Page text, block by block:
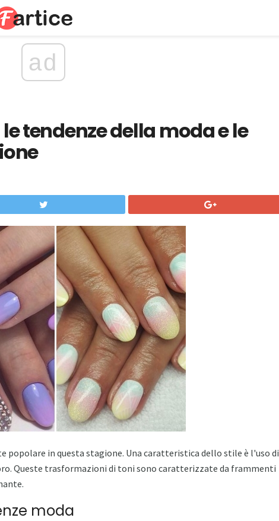
ad
tendenze della moda e le
popolare in questa stagione. Una caratteristica dello stile è l'uso di
Queste trasformazioni di toni sono caratterizzate da frammenti
moda